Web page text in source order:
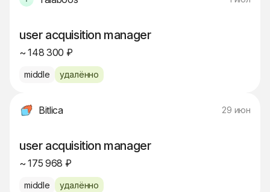
user acquisition manager
~ 148 300 ₽
middle удалённо
Bitlica 29 июн
user acquisition manager
~ 175 968 ₽
middle удалённо